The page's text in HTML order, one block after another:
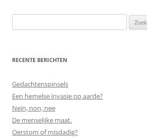
naar:
RECENTE BERICHTEN
Gedachtenspinsels
Een hemelse invasie op aarde?
Nein, non, nee
De menselijke maat.
Oerstom of misdadig?